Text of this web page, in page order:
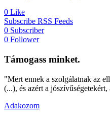
0 Like
Subscribe RSS Feeds
0 Subscriber
0 Follower
Támogass minket.
"Mert ennek a szolgálatnak az
(...), és azért a
Adakozom